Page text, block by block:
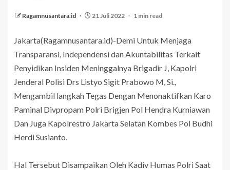
Ragamnusantara.id 21 Juli 2022 1 min read
Jakarta(Ragamnusantara.id)-Demi Untuk Menjaga
Transparansi, Independensi dan Akuntabilitas Terkait
Penyidikan Insiden Meninggalnya Brigadir J, Kapolri
Jenderal Polisi Drs Listyo Sigit Prabowo M, Si.,
Mengambil langkah Tegas Dengan Menonaktifkan Karo
Paminal Divpropam Polri Brigjen Pol Hendra Kurniawan
Dan Juga Kapolrestro Jakarta Selatan Kombes Pol Budhi
Herdi Susianto.
Hal Tersebut Disampaikan Oleh Kadiv Humas Polri Saat